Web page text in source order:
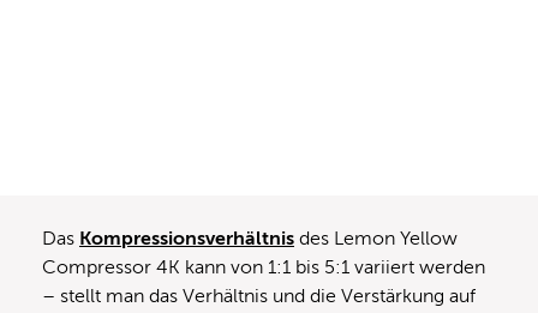
Das Kompressionsverhältnis des Lemon Yellow
Compressor 4K kann von 1:1 bis 5:1 variiert werden
– stellt man das Verhältnis und die Verstärkung auf